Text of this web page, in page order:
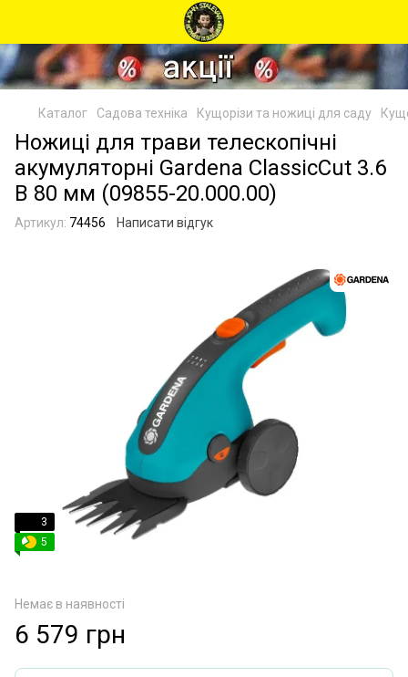
Каталог Садова техніка Кущорізи та ножиці для саду
Ножиці для трави телескопічні
акумуляторні Gardena ClassicCut 3.6
В 80 мм (09855-20.000.00)
Артикул: 74456 Написати відгук
3
5
Немає в наявності
6 579 грн